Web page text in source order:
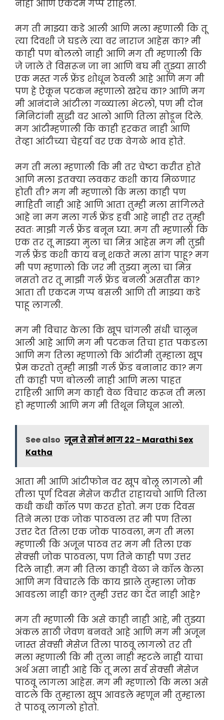
नाही आणि एकदम गप्प राहिलो.
मग ती माझ्या कडे आली आणि मला म्हणाली कि तू
त्या दिवशी जे घडले त्या वर नाराज आहेस का? मी
काही पण बोललो नाही आणि मग ती म्हणाली कि
जे जाले ते विसरून जा ना आणि बघ मी तुझ्या साठी
एक मस्त गर्ल फ्रेंड शोधून ठेवली आहे आणि मग मी
पण हे ऐकून पटकन म्हणालो खरेच का? आणि मग
मी आनंदाने आंटीला गळ्याला भेटलो, पण मी दोन
मिनिटांनी सुद्धी वर आलो आणि तिला सोडून दिले.
मग आंटीम्हणाली कि काही हरकत नाही आणि
तेव्हा आंटीच्या चेहर्या वर एक वेगळे भाव होते.
मग ती मला म्हणाली कि मी तर चेष्टा करीत होते
आणि मला इतक्या लवकर कशी काय मिळणार
होती ती? मग मी म्हणालो कि मला काही पण
माहिती नाही आहे आणि आता तुम्ही मला सांगिलते
आहे ना मग मला गर्ल फ्रेंड हवी आहे नाही तर तुम्ही
स्वतः माझी गर्ल फ्रेंड बनून घ्या. मग ती म्हणाली कि
एक तर तू माझ्या मुला चा मित्र आहेस मग मी तुझी
गर्ल फ्रेंड कशी काय बनू शकते मला सांग पाहू? मग
मी पण म्हणालो कि जर मी तुझ्या मुला चा मित्र
नसतो तर तू माझी गर्ल फ्रेंड बनली असतीस का?
आता ती एकदम गप्प बसली आणि ती माझ्या कडे
पाहू लागली.
मग मी विचार केला कि खूप चांगली संधी चालून
आली आहे आणि मग मी पटकन तिचा हात पकडला
आणि मग तिला म्हणालो कि आंटीमी तुम्हाला खूप
प्रेम करतो तुम्ही माझी गर्ल फ्रेंड बनानार का? मग
ती काही पण बोलली नाही आणि मला पाहत
राहिली आणि मग काही वेळ विचार करून ती मला
हो म्हणाली आणि मग मी तिथून निघून आलो.
See also जून ते सोनं भाग 22 - Marathi Sex
Katha
आता मी आणि आंटीफोन वर खूप बोलू लागलो मी
तीला पूर्ण दिवस मेसेज करीत राहायचो आणि तिला
कधी कधी कॉल पण करत होतो. मग एक दिवस
तिने मला एक जोक पाठवला तर मी पण तिला
उत्तर देत तिला एक जोक पाठवला, मग ती मला
म्हणाली कि अजून पाठव तर मग मी तिला एक
सेक्सी जोक पाठवला, पण तिने काही पण उत्तर
दिले नाही. मग मी तिला काही वेळा ने कॉल केला
आणि मग विचारले कि काय झाले तुम्हाला जोक
आवडला नाही का? तुम्ही उत्तर का देत नाही आहे?
मग ती म्हणाली कि असे काही नाही आहे, मी तुझ्या
अंकल साठी जेवण बनवते आहे आणि मग मी अजून
जास्त सेक्सी मेसेज तिला पाठवू लागलो तर ती
मला म्हणाली कि मी तुला नाही म्हटले नाही याचा
अर्थ असा नाही आहे कि तू मला सर्व सेक्सी मेसेज
पाठवू लागला आहेस. मग मी म्हणालो कि मला असे
वाटले कि तुम्हाला खूप आवडले म्हणून मी तुम्हाला
ते पाठवू लागलो होतो.